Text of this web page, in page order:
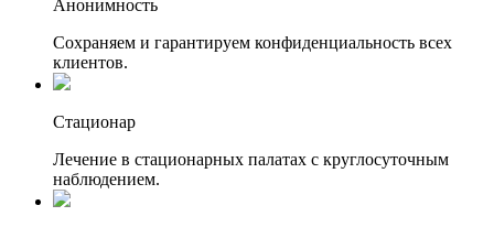
Анонимность
Сохраняем и гарантируем конфиденциальность всех
клиентов.
Стационар
Лечение в стационарных палатах с круглосуточным
наблюдением.